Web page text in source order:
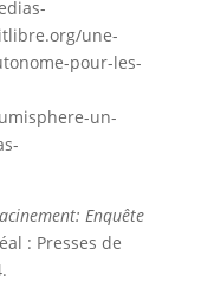
une-
pour-les-
un-
Enquête
: Presses de